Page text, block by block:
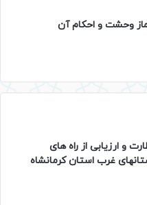
وحشت و احکام آن
و ارزیابی از راه های
غرب استان کرمانشاه